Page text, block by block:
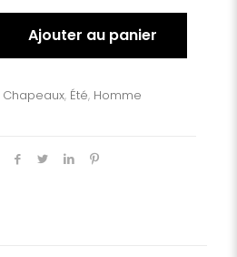
Ajouter au panier
Chapeaux, Été, Homme